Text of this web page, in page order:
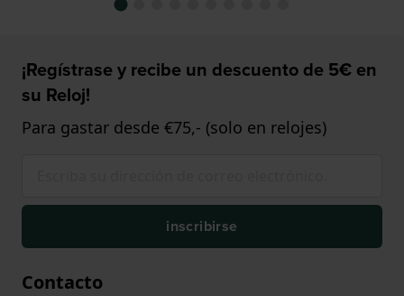
¡Regístrase y recibe un descuento de 5€ en
su Reloj!
Para gastar desde €75,- (solo en relojes)
inscribirse
Contacto